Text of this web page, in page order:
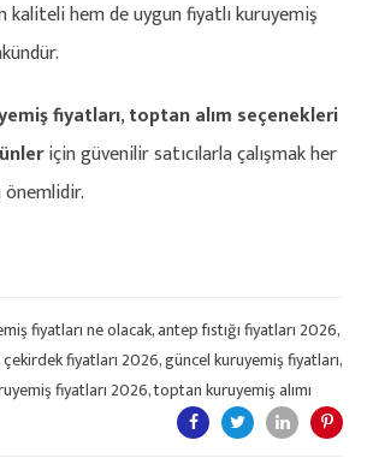
kaliteli hem de uygun fiyatlı kuruyemiş
fiyatları,toptan alım seçenekleri
için güvenilir satıcılarla çalışmak her
fiyatları ne olacak,antep fıstığı fiyatları 2026,
çekirdek fiyatları 2026,güncel kuruyemiş fiyatları,
fiyatları 2026,toptan kuruyemiş alımı